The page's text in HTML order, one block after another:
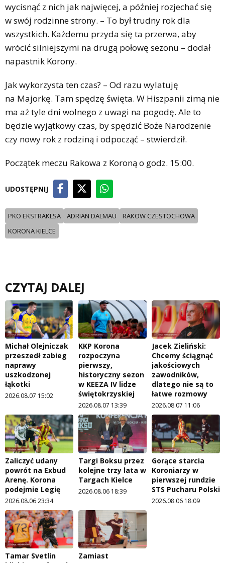
wycisnąć z nich jak najwięcej, a później rozjechać się
w swój rodzinne strony. – To był trudny rok dla
wszystkich. Każdemu przyda się ta przerwa, aby
wrócić silniejszymi na drugą połowę sezonu – dodał
napastnik Korony.
Jak wykorzysta ten czas? – Od razu wylatuję
na Majorkę. Tam spędzę święta. W Hiszpanii zimą nie
ma aż tyle dni wolnego z uwagi na pogodę. Ale to
będzie wyjątkowy czas, by spędzić Boże Narodzenie
czy nowy rok z rodziną i odpocząć – stwierdził.
Początek meczu Rakowa z Koroną o godz. 15:00.
UDOSTĘPNIJ
PKO EKSTRAKLSA ADRIAN DALMAU
RAKOW CZESTOCHOWA
KORONA KIELCE
CZYTAJ DALEJ
Michał Olejniczak
przeszedł zabieg
naprawy
uszkodzonej
łąkotki
2026.08.07 15:02
KKP Korona
rozpoczyna
pierwszy,
historyczny sezon
w KEEZA IV lidze
świętokrzyskiej
2026.08.07 13:39
Jacek Zieliński:
Chcemy ściągnąć
jakościowych
zawodników,
dlatego nie są to
łatwe rozmowy
2026.08.07 11:06
Zaliczyć udany
powrót na Exbud
Arenę. Korona
podejmie Legię
2026.08.06 23:34
Targi Boksu przez
kolejne trzy lata w
Targach Kielce
2026.08.06 18:39
Gorące starcia
Koroniarzy w
pierwszej rundzie
STS Pucharu Polski
2026.08.06 18:09
Tamar Svetlin
Zamiast